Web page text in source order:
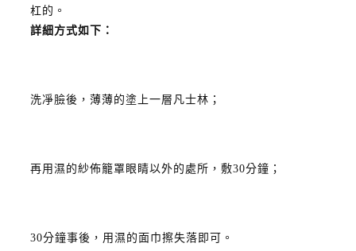
杠的。
詳細方式如下：
洗凈臉後，薄薄的塗上一層凡士林；
再用濕的紗佈籠罩眼睛以外的處所，敷30分鐘；
30分鐘事後，用濕的面巾擦失落即可。